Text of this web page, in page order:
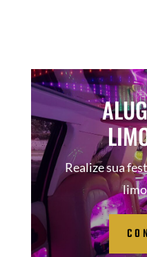
Realize sua